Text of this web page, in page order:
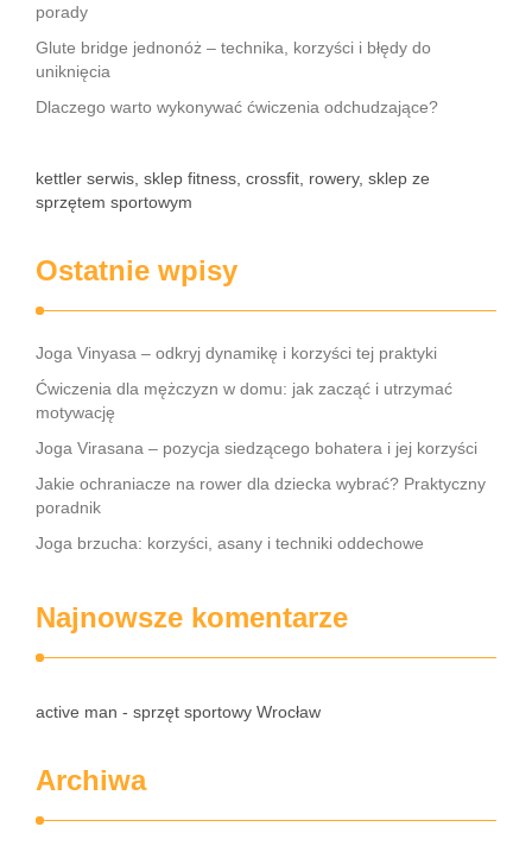
porady
Glute bridge jednonóż – technika, korzyści i błędy do
uniknięcia
Dlaczego warto wykonywać ćwiczenia odchudzające?
kettler serwis, sklep fitness, crossfit, rowery, sklep ze
sprzętem sportowym
Ostatnie wpisy
Joga Vinyasa – odkryj dynamikę i korzyści tej praktyki
Ćwiczenia dla mężczyzn w domu: jak zacząć i utrzymać
motywację
Joga Virasana – pozycja siedzącego bohatera i jej korzyści
Jakie ochraniacze na rower dla dziecka wybrać? Praktyczny
poradnik
Joga brzucha: korzyści, asany i techniki oddechowe
Najnowsze komentarze
active man - sprzęt sportowy Wrocław
Archiwa